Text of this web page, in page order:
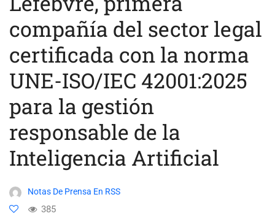
compañía del sector legal
certificada con la norma
UNE-ISO/IEC 42001:2025
para la gestión
responsable de la
Inteligencia Artificial
Notas De Prensa En RSS
385